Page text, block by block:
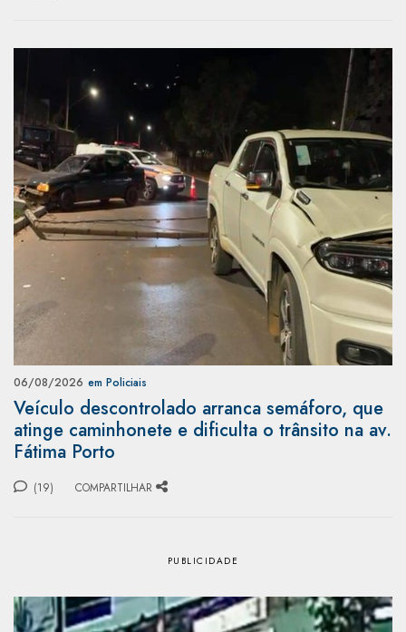
06/08/2026 em Policiais
Veículo descontrolado arranca semáforo, que
atinge caminhonete e dificulta o trânsito na av.
Fátima Porto
(19) COMPARTILHAR